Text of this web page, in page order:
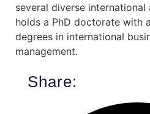
several diverse
holds a PhD doctorate with
degrees in international
management.
Share: